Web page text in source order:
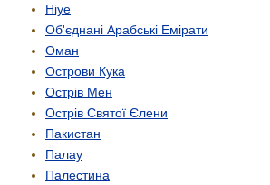
Ніуе
Об'єднані Арабські Емірати
Оман
Острови Кука
Острів Мен
Острів Святої Єлени
Пакистан
Палау
Палестина